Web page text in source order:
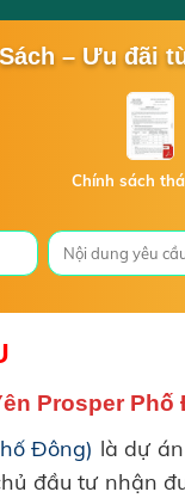
– Ưu đãi
Chính sách
Prosper Phố
Đông) là dự
đầu tư nhận